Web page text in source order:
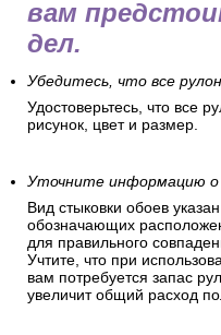
вам
дел.
Убедитесь, что все
Удостоверьтесь, что все
рисунок, цвет и размер.
Уточните информацию о
Вид стыковки обоев
обозначающих
для правильного
Учтите, что при
вам потребуется запас
увеличит общий расход